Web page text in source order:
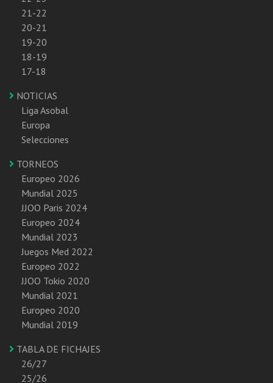
21-22
20-21
19-20
18-19
17-18
NOTICIAS
Liga Asobal
Europa
Selecciones
TORNEOS
Europeo 2026
Mundial 2025
JJOO Paris 2024
Europeo 2024
Mundial 2023
Juegos Med 2022
Europeo 2022
JJOO Tokio 2020
Mundial 2021
Europeo 2020
Mundial 2019
TABLA DE FICHAJES
26/27
25/26